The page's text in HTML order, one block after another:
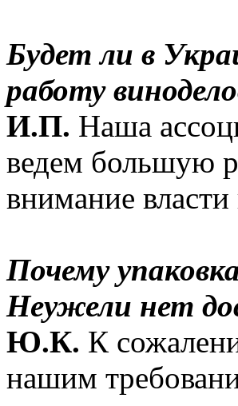
Будет ли в
работу
И.П. Наша
ведем большую
внимание власти
Почему
Неужели нет
Ю.К. К
нашим